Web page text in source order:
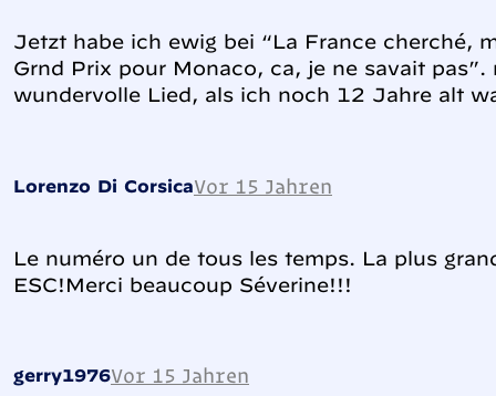
Jetzt habe ich ewig bei “La France cherché,
Grnd Prix pour Monaco, ca, je ne savait pas”.
wundervolle Lied, als ich noch 12 Jahre alt
Lorenzo Di CorsicaVor 15 Jahren
Le numéro un de tous les temps. La plus
ESC!Merci beaucoup Séverine!!!
gerry1976Vor 15 Jahren